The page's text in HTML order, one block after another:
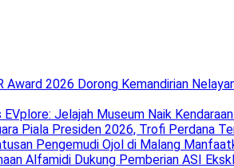
Dorong Kemandirian
EVplore: Jelajah Museum Naik
Piala Presiden 2026, Trofi Perdana
Pengemudi Ojol di Malang
Alfamidi Dukung Pemberian ASI